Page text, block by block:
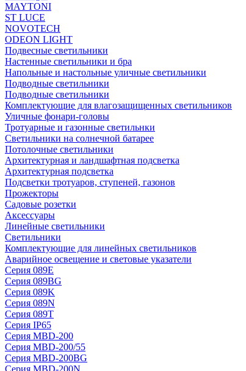
MAYTONI
ST LUCE
NOVOTECH
ODEON LIGHT
Подвесные светильники
Настенные светильники и бра
Напольные и настольные уличные светильники
Подводные светильники
Подводные светильники
Комплектующие для влагозащищенных светильников
Уличные фонари-головы
Тротуарные и газонные светильнки
Светильники на солнечной батарее
Потолочные светильники
Архитектурная и ландшафтная подсветка
Архитектурная подсветка
Подсветки тротуаров, ступеней, газонов
Прожекторы
Садовые розетки
Аксессуары
Линейные светильники
Светильники
Комплектующие для линейных светильников
Аварийное освещение и световые указатели
Серия 089E
Серия 089BG
Серия 089K
Серия 089N
Серия 089T
Серия IP65
Серия MBD-200
Серия MBD-200/55
Серия MBD-200BG
Серия MBD-200N